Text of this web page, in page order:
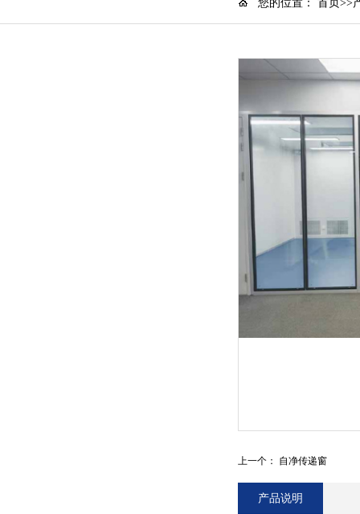
您的位置： 首页>>
上一个： 自净传递窗
产品说明